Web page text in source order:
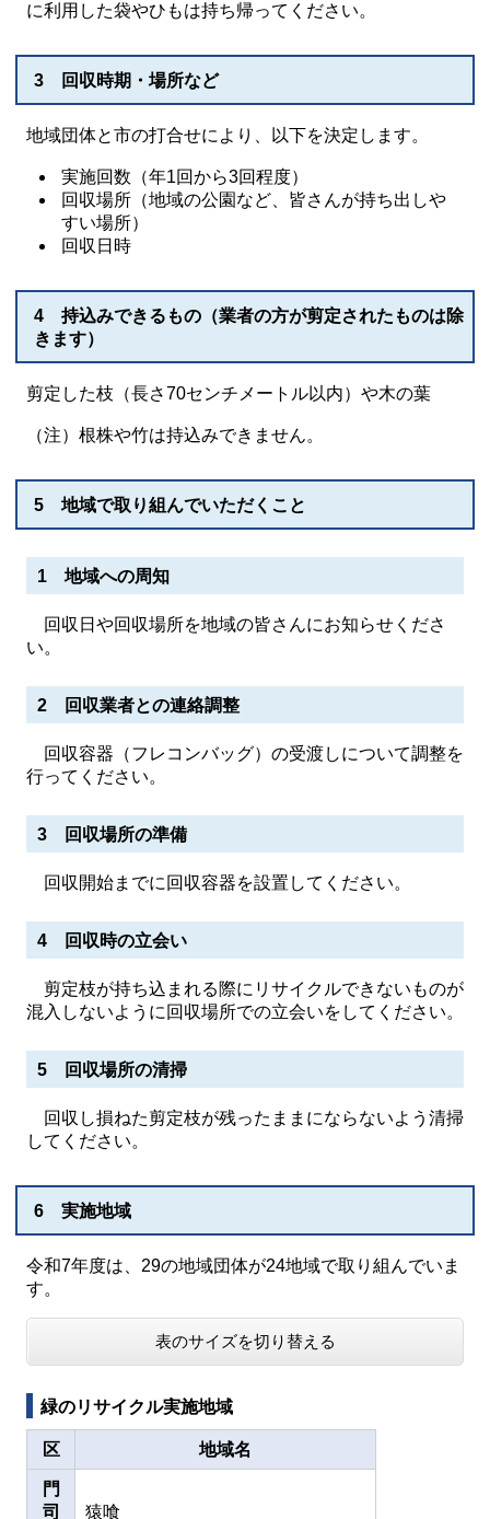
に利用した袋やひもは持ち帰ってください。
3 回収時期・場所など
地域団体と市の打合せにより、以下を決定します。
実施回数（年1回から3回程度）
回収場所（地域の公園など、皆さんが持ち出しや
すい場所）
回収日時
4 持込みできるもの（業者の方が剪定されたものは除
きます）
剪定した枝（長さ70センチメートル以内）や木の葉
（注）根株や竹は持込みできません。
5 地域で取り組んでいただくこと
1 地域への周知
回収日や回収場所を地域の皆さんにお知らせくださ
い。
2 回収業者との連絡調整
回収容器（フレコンバッグ）の受渡しについて調整を
行ってください。
3 回収場所の準備
回収開始までに回収容器を設置してください。
4 回収時の立会い
剪定枝が持ち込まれる際にリサイクルできないものが
混入しないように回収場所での立会いをしてください。
5 回収場所の清掃
回収し損ねた剪定枝が残ったままにならないよう清掃
してください。
6 実施地域
令和7年度は、29の地域団体が24地域で取り組んでいま
す。
表のサイズを切り替える
緑のリサイクル実施地域
区 地域名
門
司
猿喰